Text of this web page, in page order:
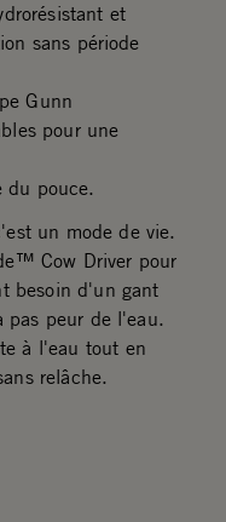
et
sans période
Gunn
pour une
du pouce.
un mode de vie.
Cow Driver pour
besoin d'un gant
pas peur de l'eau.
à l'eau tout en
relâche.